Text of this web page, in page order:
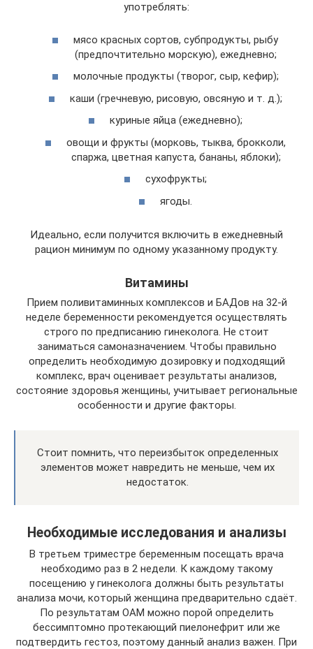
употреблять:
мясо красных сортов, субпродукты, рыбу
(предпочтительно морскую), ежедневно;
молочные продукты (творог, сыр, кефир);
каши (гречневую, рисовую, овсяную и т. д.);
куриные яйца (ежедневно);
овощи и фрукты (морковь, тыква, брокколи,
спаржа, цветная капуста, бананы, яблоки);
сухофрукты;
ягоды.
Идеально, если получится включить в ежедневный
рацион минимум по одному указанному продукту.
Витамины
Прием поливитаминных комплексов и БАДов на 32-й
неделе беременности рекомендуется осуществлять
строго по предписанию гинеколога. Не стоит
заниматься самоназначением. Чтобы правильно
определить необходимую дозировку и подходящий
комплекс, врач оценивает результаты анализов,
состояние здоровья женщины, учитывает региональные
особенности и другие факторы.
Стоит помнить, что переизбыток определенных
элементов может навредить не меньше, чем их
недостаток.
Необходимые исследования и анализы
В третьем триместре беременным посещать врача
необходимо раз в 2 недели. К каждому такому
посещению у гинеколога должны быть результаты
анализа мочи, который женщина предварительно сдаёт.
По результатам ОАМ можно порой определить
бессимптомно протекающий пиелонефрит или же
подтвердить гестоз, поэтому данный анализ важен. При